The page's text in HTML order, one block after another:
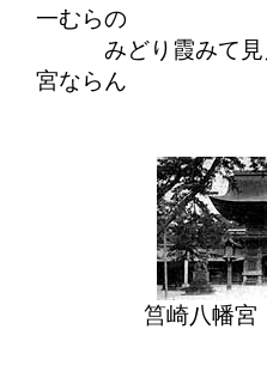
一むらの
みどり霞みて見
宮ならん
筥崎八幡宮